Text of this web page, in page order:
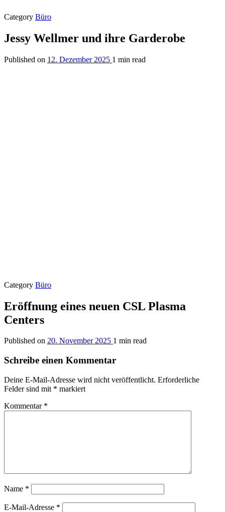
Category Büro
Jessy Wellmer und ihre Garderobe
Published on 12. Dezember 2025 1 min read
Category Büro
Eröffnung eines neuen CSL Plasma
Centers
Published on 20. November 2025 1 min read
Schreibe einen Kommentar
Deine E-Mail-Adresse wird nicht veröffentlicht. Erforderliche
Felder sind mit * markiert
Kommentar *
Name *
E-Mail-Adresse *